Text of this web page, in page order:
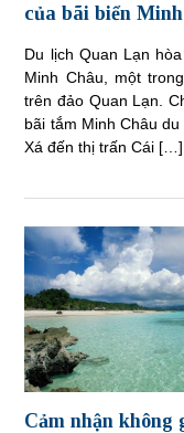
của bãi biển
Du lịch Quan Lạn
Minh Châu, một
trên đảo Quan Lạn.
bãi tắm Minh Châu
Xá đến thị trấn Cái […]
Cảm nhận không